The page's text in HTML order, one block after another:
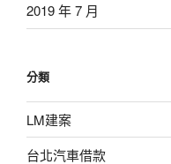
2019 年 7 月
分類
LM建案
台北汽車借款